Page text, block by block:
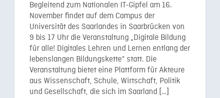
Begleitend zum Nationalen IT-Gipfel am 16.
November findet auf dem Campus der
Universität des Saarlandes in Saarbrücken von
9 bis 17 Uhr die Veranstaltung „Digitale Bildung
für alle! Digitales Lehren und Lernen entlang der
lebenslangen Bildungskette“ statt. Die
Veranstaltung bietet eine Plattform für Akteure
aus Wissenschaft, Schule, Wirtschaft, Politik
und Gesellschaft, die sich im Saarland […]